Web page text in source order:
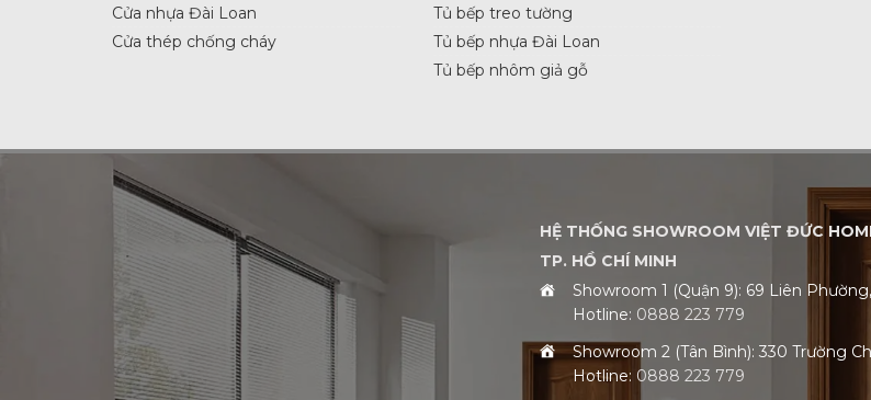
Cửa nhựa Đài Loan
Cửa thép chống cháy
Tủ bếp treo tường
Tủ bếp nhựa Đài Loan
Tủ bếp nhôm giả gỗ
HỆ THỐNG SHOWROOM VIỆT ĐỨC
TP. HỒ CHÍ MINH
Showroom 1 (Quận 9): 69 Liên
Hotline: 0888 223 779
Showroom 2 (Tân Bình): 330 Trường
Hotline: 0888 223 779